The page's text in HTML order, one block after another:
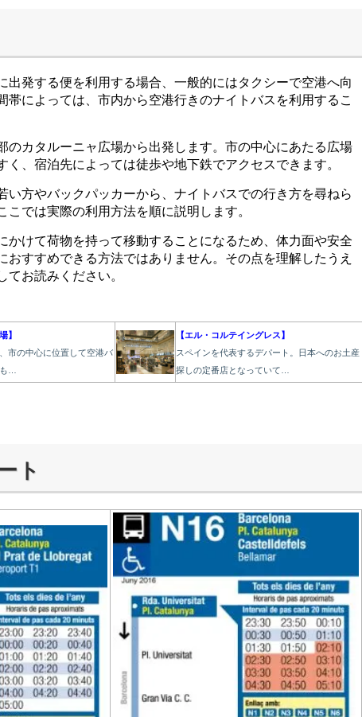
出発する便を利用する場合、一般的にはタクシーで空港へ向
帯によっては、市内から空港行きのナイトバスを利用するこ
のカタルーニャ広場から出発します。市の中心にあたる広場
く、宿泊先によっては徒歩や地下鉄でアクセスできます。
い方やバックパッカーから、ナイトバスでの行き方を尋ねら
こでは実際の利用方法を順に説明します。
かけて荷物を持って移動することになるため、体力面や安全
おすすめできる方法ではありません。その点を理解したうえ
てお読みください。
】
市の中心に位置して空港バ
…
【エル・コルテイングレス】
スペインを代表するデパート。日本へのお土産
探しの定番店となっていて…
ト